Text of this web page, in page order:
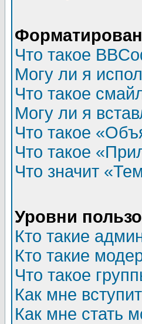
Что такое
Могу ли я
Что такое
Могу ли я
Что такое
Что такое
Что значит
Уровни
Кто такие
Кто такие
Что такое
Как мне
Как мне стать